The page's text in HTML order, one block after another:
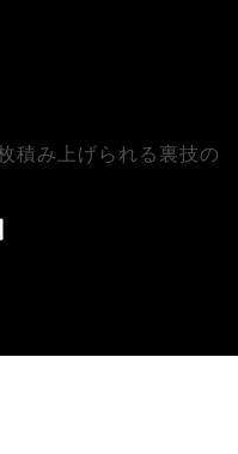
積み上げられる裏技の